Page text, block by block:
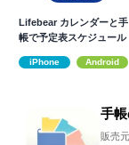
Lifebear カレンダーと手
帳で予定表スケジュール
iPhone Android
手
販売